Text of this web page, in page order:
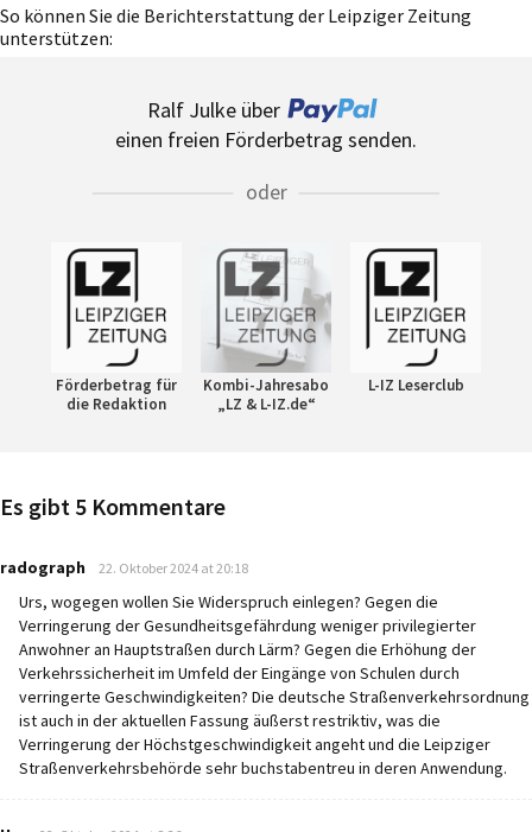
So können Sie die Berichterstattung der Leipziger Zeitung
unterstützen:
Ralf Julke über
einen freien Förderbetrag senden.
oder
Förderbetrag für
die Redaktion
Kombi-Jahresabo
„LZ & L-IZ.de“
L-IZ Leserclub
Es gibt 5 Kommentare
radograph says:
22. Oktober 2024 at 20:18
Urs, wogegen wollen Sie Widerspruch einlegen? Gegen die
Verringerung der Gesundheitsgefährdung weniger privilegierter
Anwohner an Hauptstraßen durch Lärm? Gegen die Erhöhung der
Verkehrssicherheit im Umfeld der Eingänge von Schulen durch
verringerte Geschwindigkeiten? Die deutsche Straßenverkehrsordnung
ist auch in der aktuellen Fassung äußerst restriktiv, was die
Verringerung der Höchstgeschwindigkeit angeht und die Leipziger
Straßenverkehrsbehörde sehr buchstabentreu in deren Anwendung.